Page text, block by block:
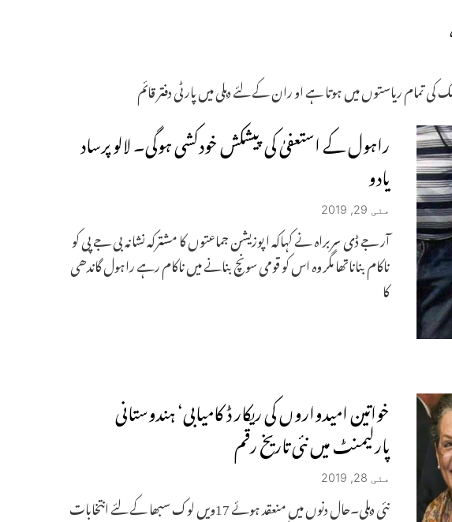
کی تمام ریاستوں میں ہوتا ہے او ران کے لئے دہلی میں پارٹی دفتر قائم
راہول کے استعفیٰ کی پیشکش خودکشی ہوگی۔ لالو پرساد
یادو
مئی 29, 2019
آر جے ڈی سربراہ نے کہاکہ اپوزیشن جماعتوں کا مشترکہ نشانہ بی جے پی کو
ناکام بناناتھا مگر وہ اس کو قومی سونچ بنانے میں ناکام رہے راہول گاندھی
کا
خواتین امیدواروں کی ریکار ڈ کامیابی‘ ہندوستانی
پارلیمنٹ میں نئی تاریخ رقم
مئی 28, 2019
نئی دہلی۔حال دنوں میں منعقد ہوئے 17ویں لوک سبھا کے لئے انتخابات